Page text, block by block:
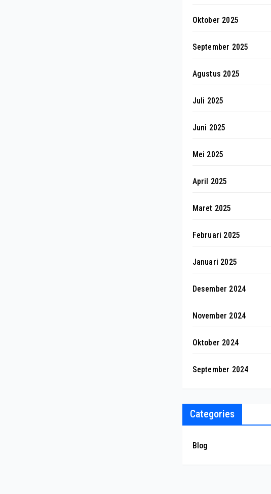
Oktober 2025
September 2025
Agustus 2025
Juli 2025
Juni 2025
Mei 2025
April 2025
Maret 2025
Februari 2025
Januari 2025
Desember 2024
November 2024
Oktober 2024
September 2024
Categories
Blog